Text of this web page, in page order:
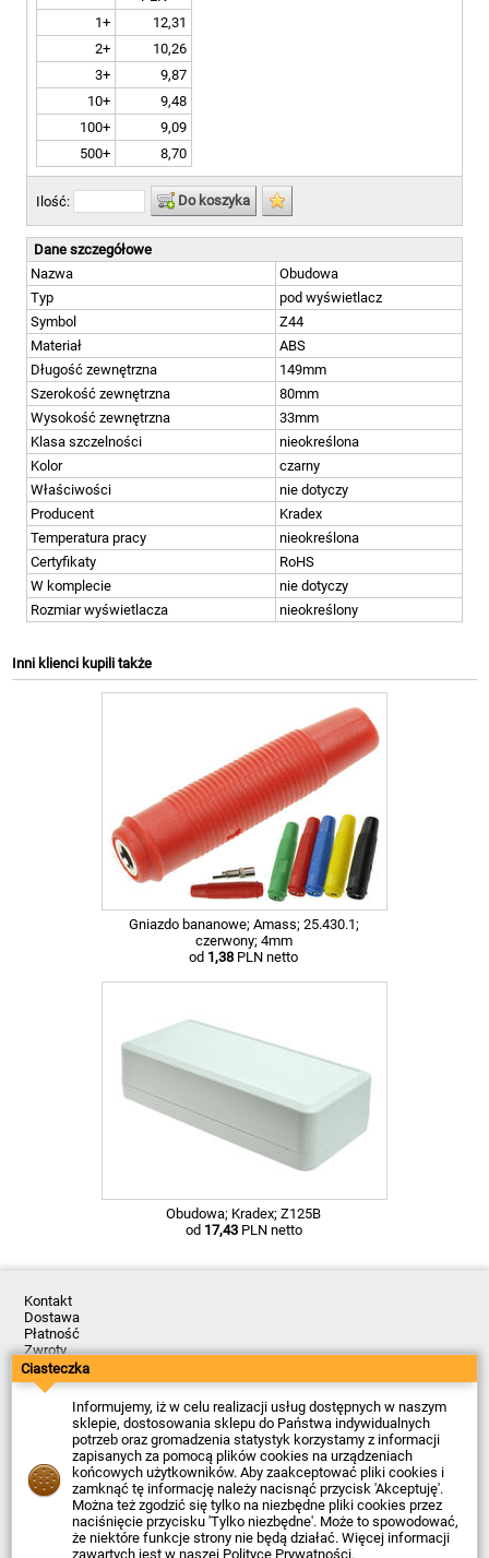
1+
12,31
2+
10,26
3+
9,87
10+
9,48
100+
9,09
500+
8,70
Ilość: Do koszyka
Dane szczegółowe
Nazwa
Obudowa
Typ
pod wyświetlacz
Symbol
Z44
Materiał
ABS
Długość zewnętrzna
149mm
Szerokość zewnętrzna
80mm
Wysokość zewnętrzna
33mm
Klasa szczelności
nieokreślona
Kolor
czarny
Właściwości
nie dotyczy
Producent
Kradex
Temperatura pracy
nieokreślona
Certyfikaty
RoHS
W komplecie
nie dotyczy
Rozmiar wyświetlacza
nieokreślony
Inni klienci kupili także
Gniazdo bananowe; Amass; 25.430.1;
czerwony; 4mm
od 1,38 PLN netto
Obudowa; Kradex; Z125B
od 17,43PLN netto
Kontakt
Dostawa
Płatność
Zwroty
Reklamacje
Regulamin
Polityka Prywatności
O Firmie
Data ostatniej aktualizacji: 2026-08-07
© Firma Piekarz Sp. z o.o. 2000-2026
Sklep elektroniczny Firma Piekarz Sp. z o.o.
ul. Wólczyńska 206
01-919 Warszawa
NIP: 118-15-77-240
Ciasteczka
Informujemy, iż w celu realizacji usług dostępnych w naszym
sklepie, dostosowania sklepu do Państwa indywidualnych
potrzeb oraz gromadzenia statystyk korzystamy z informacji
zapisanych za pomocą plików cookies na urządzeniach
końcowych użytkowników. Aby zaakceptować pliki cookies i
zamknąć tę informację należy nacisnąć przycisk 'Akceptuję'.
Można też zgodzić się tylko na niezbędne pliki cookies przez
naciśnięcie przycisku 'Tylko niezbędne'. Może to spowodować,
że niektóre funkcje strony nie będą działać. Więcej informacji
zawartych jest w naszej Polityce Prywatności.